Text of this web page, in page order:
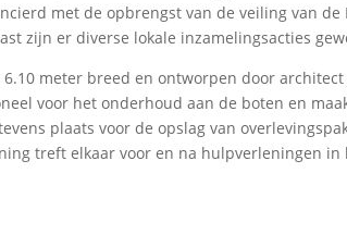
met de opbrengst van de veiling van de
zijn er diverse lokale inzamelingsacties
meter breed en ontworpen door architect
voor het onderhoud aan de boten en
plaats voor de opslag van
treft elkaar voor en na hulpverleningen in